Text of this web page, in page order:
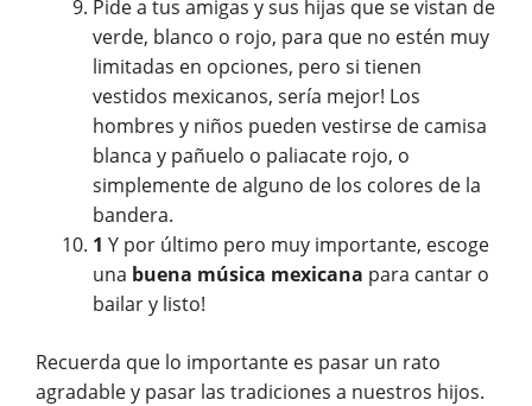
Pide a tus amigas y sus hijas que se vistan de
verde, blanco o rojo, para que no estén muy
limitadas en opciones, pero si tienen
vestidos mexicanos, sería mejor! Los
hombres y niños pueden vestirse de camisa
blanca y pañuelo o paliacate rojo, o
simplemente de alguno de los colores de la
bandera.
1 Y por último pero muy importante, escoge
una buena música mexicana para cantar o
bailar y listo!
Recuerda que lo importante es pasar un rato
agradable y pasar las tradiciones a nuestros hijos.